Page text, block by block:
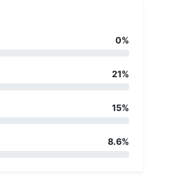
0%
21%
15%
8.6%